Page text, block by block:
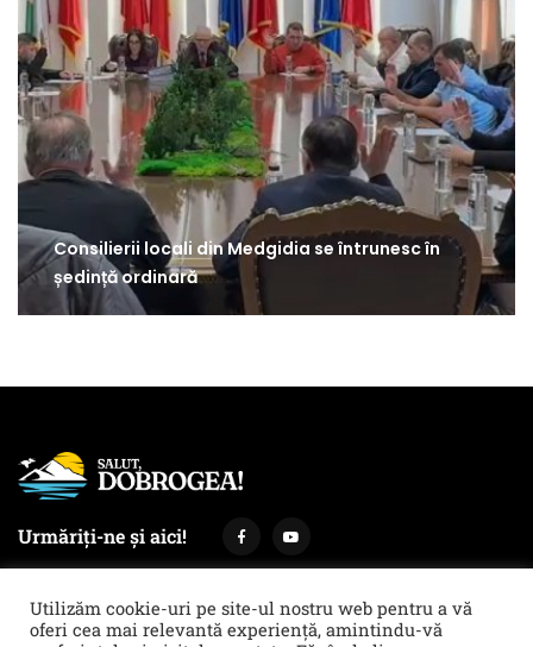
Consilierii locali din Medgidia se întrunesc în
ședință ordinară
Urmăriți-ne și aici!
Utilizăm cookie-uri pe site-ul nostru web pentru a vă
oferi cea mai relevantă experiență, amintindu-vă